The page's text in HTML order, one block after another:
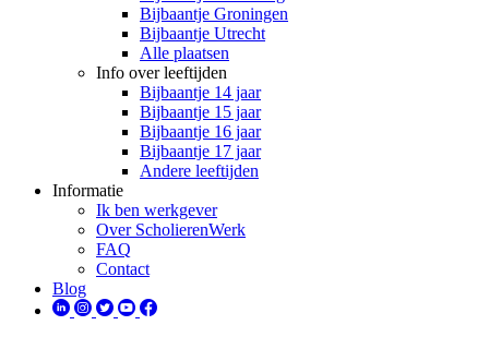
Bijbaantje Groningen
Bijbaantje Utrecht
Alle plaatsen
Info over leeftijden
Bijbaantje 14 jaar
Bijbaantje 15 jaar
Bijbaantje 16 jaar
Bijbaantje 17 jaar
Andere leeftijden
Informatie
Ik ben werkgever
Over ScholierenWerk
FAQ
Contact
Blog